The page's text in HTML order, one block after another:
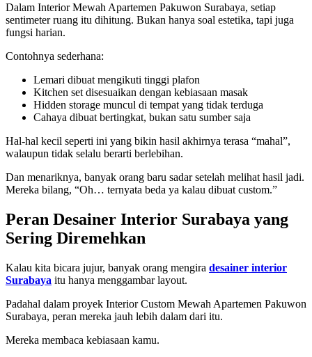
Dalam Interior Mewah Apartemen Pakuwon Surabaya, setiap
sentimeter ruang itu dihitung. Bukan hanya soal estetika, tapi juga
fungsi harian.
Contohnya sederhana:
Lemari dibuat mengikuti tinggi plafon
Kitchen set disesuaikan dengan kebiasaan masak
Hidden storage muncul di tempat yang tidak terduga
Cahaya dibuat bertingkat, bukan satu sumber saja
Hal-hal kecil seperti ini yang bikin hasil akhirnya terasa “mahal”,
walaupun tidak selalu berarti berlebihan.
Dan menariknya, banyak orang baru sadar setelah melihat hasil jadi.
Mereka bilang, “Oh… ternyata beda ya kalau dibuat custom.”
Peran Desainer Interior Surabaya yang
Sering Diremehkan
Kalau kita bicara jujur, banyak orang mengira desainer interior
Surabaya itu hanya menggambar layout.
Padahal dalam proyek Interior Custom Mewah Apartemen Pakuwon
Surabaya, peran mereka jauh lebih dalam dari itu.
Mereka membaca kebiasaan kamu.